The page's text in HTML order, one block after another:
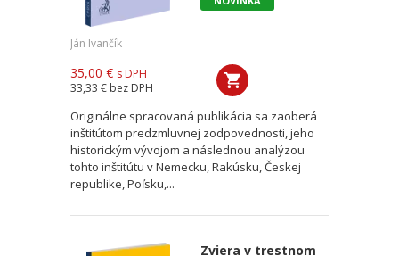
Ján Ivančík
35,00 € s DPH
33,33 € bez DPH
Originálne spracovaná publikácia sa zaoberá
inštitútom predzmluvnej zodpovednosti, jeho
historickým vývojom a následnou analýzou
tohto inštitútu v Nemecku, Rakúsku, Českej
republike, Poľsku,...
Zviera v trestnom